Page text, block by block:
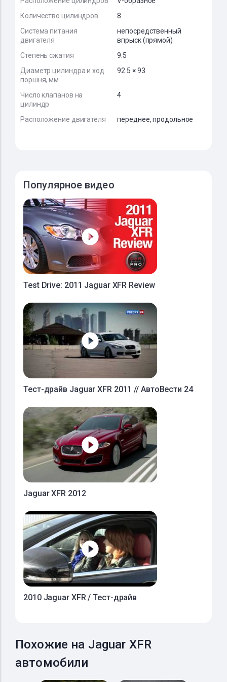
Количество цилиндров
8
Система питания
двигателя
непосредственный
впрыск (прямой)
Степень сжатия
9.5
Диаметр цилиндра и ход
поршня, мм
92.5 × 93
Число клапанов на
цилиндр
4
Расположение двигателя переднее, продольное
Популярное видео
Test Drive: 2011 Jaguar XFR Review
Тест-драйв Jaguar XFR 2011 // АвтоВести 24
Jaguar XFR 2012
2010 Jaguar XFR / Тест-драйв
Похожие на Jaguar XFR
автомобили